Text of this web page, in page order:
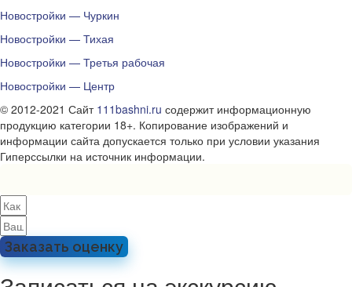
Новостройки — Чуркин
Новостройки — Тихая
Новостройки — Третья рабочая
Новостройки — Центр
© 2012-2021 Сайт 111bashni.ru содержит информационную
продукцию категории 18+. Копирование изображений и
информации сайта допускается только при условии указания
Гиперссылки на источник информации.
Заказать оценку